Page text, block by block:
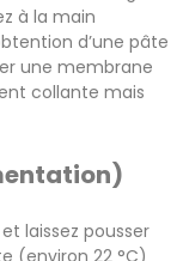
à la main
d’une pâte
une membrane
collante mais
laissez pousser
(environ 22 °C)